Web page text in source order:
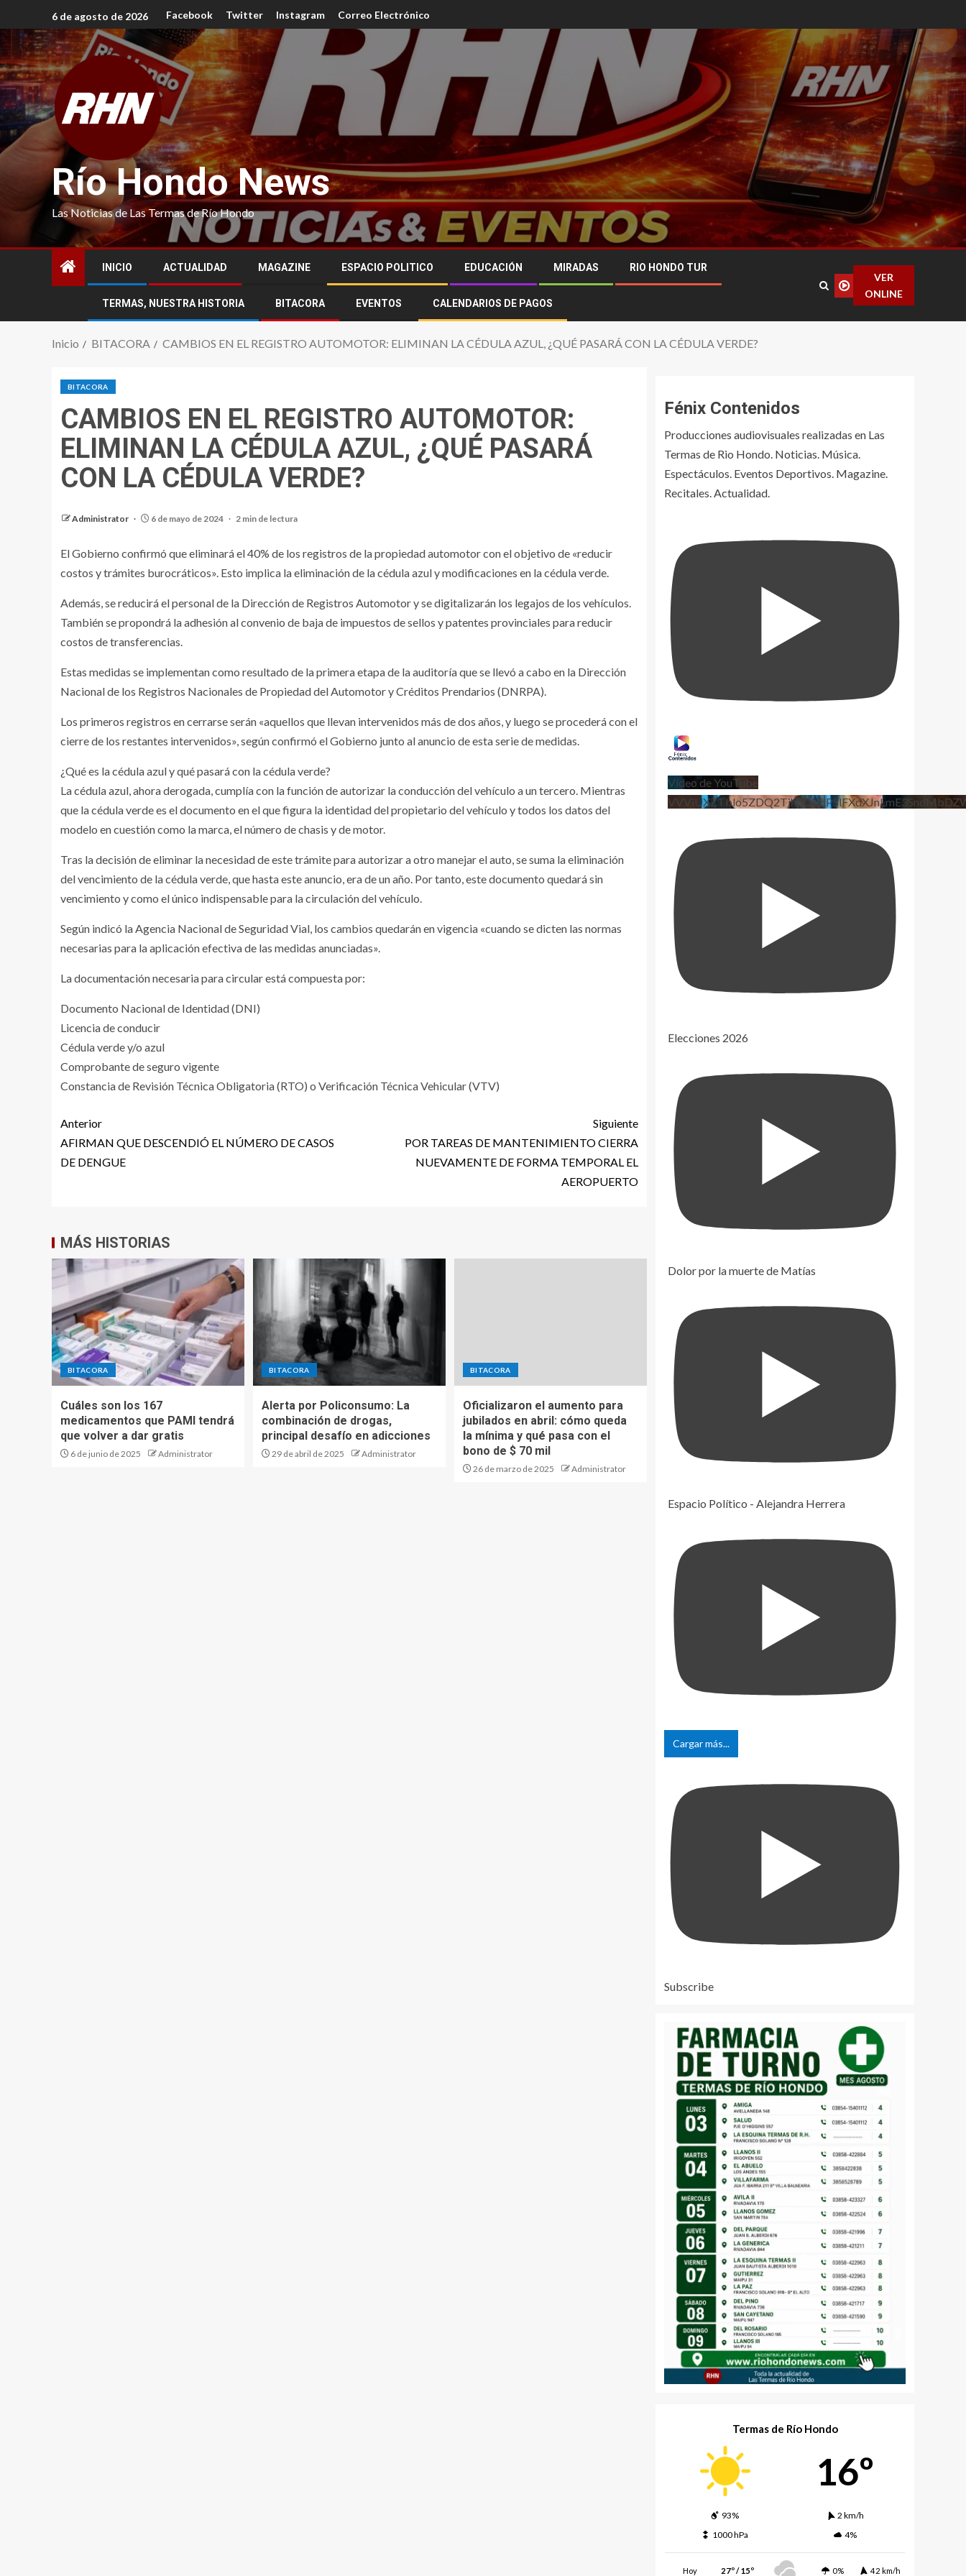
6 de agosto de 2026 Facebook Twitter Instagram Correo Electrónico
Río Hondo News
Las Noticias de Las Termas de Río Hondo
INICIO ACTUALIDAD MAGAZINE ESPACIO POLITICO EDUCACIÓN MIRADAS RIO HONDO TUR
TERMAS, NUESTRA HISTORIA BITACORA EVENTOS CALENDARIOS DE PAGOS
VER
ONLINE
Inicio BITACORA CAMBIOS EN EL REGISTRO AUTOMOTOR: ELIMINAN LA CÉDULA AZUL, ¿QUÉ PASARÁ CON LA CÉDULA VERDE?
BITACORA
CAMBIOS EN EL REGISTRO AUTOMOTOR:
ELIMINAN LA CÉDULA AZUL, ¿QUÉ PASARÁ
CON LA CÉDULA VERDE?
Administrator 6 de mayo de 2024 2 min de lectura
El Gobierno confirmó que eliminará el 40% de los registros de la propiedad automotor con el objetivo de «reducir
costos y trámites burocráticos». Esto implica la eliminación de la cédula azul y modificaciones en la cédula verde.
Además, se reducirá el personal de la Dirección de Registros Automotor y se digitalizarán los legajos de los vehículos.
También se propondrá la adhesión al convenio de baja de impuestos de sellos y patentes provinciales para reducir
costos de transferencias.
Estas medidas se implementan como resultado de la primera etapa de la auditoría que se llevó a cabo en la Dirección
Nacional de los Registros Nacionales de Propiedad del Automotor y Créditos Prendarios (DNRPA).
Los primeros registros en cerrarse serán «aquellos que llevan intervenidos más de dos años, y luego se procederá con el
cierre de los restantes intervenidos», según confirmó el Gobierno junto al anuncio de esta serie de medidas.
¿Qué es la cédula azul y qué pasará con la cédula verde?
La cédula azul, ahora derogada, cumplía con la función de autorizar la conducción del vehículo a un tercero. Mientras
que la cédula verde es el documento en el que figura la identidad del propietario del vehículo y todos los datos del
modelo en cuestión como la marca, el número de chasis y de motor.
Tras la decisión de eliminar la necesidad de este trámite para autorizar a otro manejar el auto, se suma la eliminación
del vencimiento de la cédula verde, que hasta este anuncio, era de un año. Por tanto, este documento quedará sin
vencimiento y como el único indispensable para la circulación del vehículo.
Según indicó la Agencia Nacional de Seguridad Vial, los cambios quedarán en vigencia «cuando se dicten las normas
necesarias para la aplicación efectiva de las medidas anunciadas».
La documentación necesaria para circular está compuesta por:
Documento Nacional de Identidad (DNI)
Licencia de conducir
Cédula verde y/o azul
Comprobante de seguro vigente
Constancia de Revisión Técnica Obligatoria (RTO) o Verificación Técnica Vehicular (VTV)
Anterior
AFIRMAN QUE DESCENDIÓ EL NÚMERO DE CASOS
DE DENGUE
Siguiente
POR TAREAS DE MANTENIMIENTO CIERRA
NUEVAMENTE DE FORMA TEMPORAL EL
AEROPUERTO
MÁS HISTORIAS
BITACORA
Cuáles son los 167
medicamentos que PAMI tendrá
que volver a dar gratis
6 de junio de 2025 Administrator
BITACORA
Alerta por Policonsumo: La
combinación de drogas,
principal desafío en adicciones
29 de abril de 2025 Administrator
BITACORA
Oficializaron el aumento para
jubilados en abril: cómo queda
la mínima y qué pasa con el
bono de $ 70 mil
26 de marzo de 2025 Administrator
Fénix Contenidos
Producciones audiovisuales realizadas en Las
Termas de Rio Hondo. Noticias. Música.
Espectáculos. Eventos Deportivos. Magazine.
Recitales. Actualidad.
Vídeo de YouTube
Elecciones 2026
Dolor por la muerte de Matías
Espacio Político - Alejandra Herrera
Cargar más...
Subscribe
Termas de Río Hondo
16º
93%
2 km/h
1000 hPa
4%
Hoy 27º / 15º 0% 42 km/h